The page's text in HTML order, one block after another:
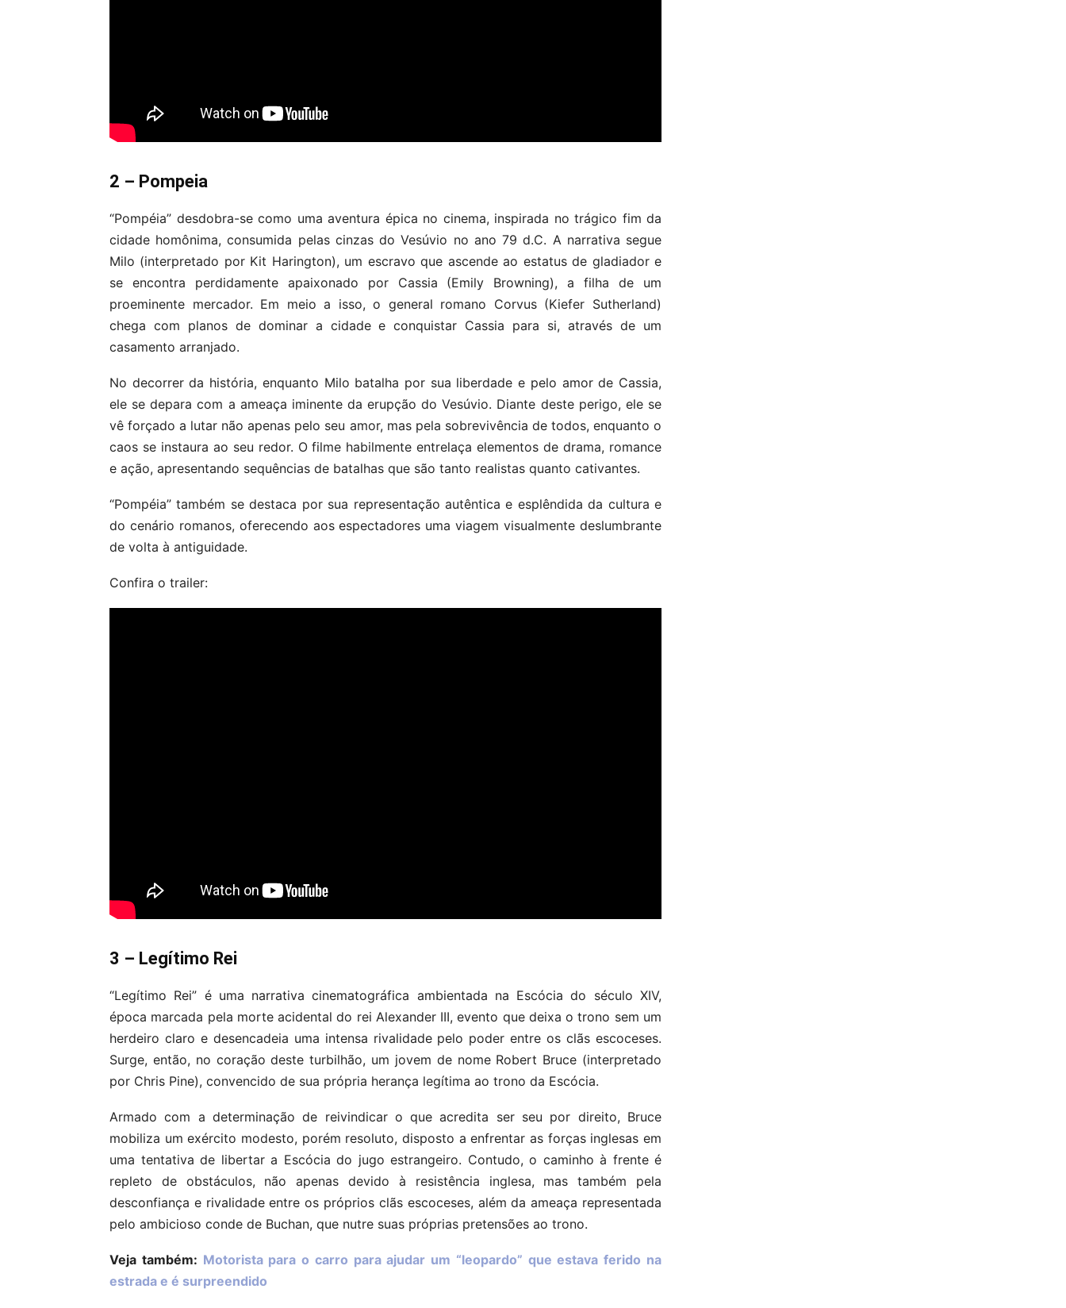
2 – Pompeia
“Pompéia” desdobra-se como uma aventura épica no cinema, inspirada no trágico fim da
cidade homônima, consumida pelas cinzas do Vesúvio no ano 79 d.C. A narrativa segue
Milo (interpretado por Kit Harington), um escravo que ascende ao estatus de gladiador e
se encontra perdidamente apaixonado por Cassia (Emily Browning), a filha de um
proeminente mercador. Em meio a isso, o general romano Corvus (Kiefer Sutherland)
chega com planos de dominar a cidade e conquistar Cassia para si, através de um
casamento arranjado.
No decorrer da história, enquanto Milo batalha por sua liberdade e pelo amor de Cassia,
ele se depara com a ameaça iminente da erupção do Vesúvio. Diante deste perigo, ele se
vê forçado a lutar não apenas pelo seu amor, mas pela sobrevivência de todos, enquanto o
caos se instaura ao seu redor. O filme habilmente entrelaça elementos de drama, romance
e ação, apresentando sequências de batalhas que são tanto realistas quanto cativantes.
“Pompéia” também se destaca por sua representação autêntica e esplêndida da cultura e
do cenário romanos, oferecendo aos espectadores uma viagem visualmente deslumbrante
de volta à antiguidade.
Confira o trailer:
3 – Legítimo Rei
“Legítimo Rei” é uma narrativa cinematográfica ambientada na Escócia do século XIV,
época marcada pela morte acidental do rei Alexander III, evento que deixa o trono sem um
herdeiro claro e desencadeia uma intensa rivalidade pelo poder entre os clãs escoceses.
Surge, então, no coração deste turbilhão, um jovem de nome Robert Bruce (interpretado
por Chris Pine), convencido de sua própria herança legítima ao trono da Escócia.
Armado com a determinação de reivindicar o que acredita ser seu por direito, Bruce
mobiliza um exército modesto, porém resoluto, disposto a enfrentar as forças inglesas em
uma tentativa de libertar a Escócia do jugo estrangeiro. Contudo, o caminho à frente é
repleto de obstáculos, não apenas devido à resistência inglesa, mas também pela
desconfiança e rivalidade entre os próprios clãs escoceses, além da ameaça representada
pelo ambicioso conde de Buchan, que nutre suas próprias pretensões ao trono.
Veja também: Motorista para o carro para ajudar um “leopardo” que estava ferido na
estrada e é surpreendido